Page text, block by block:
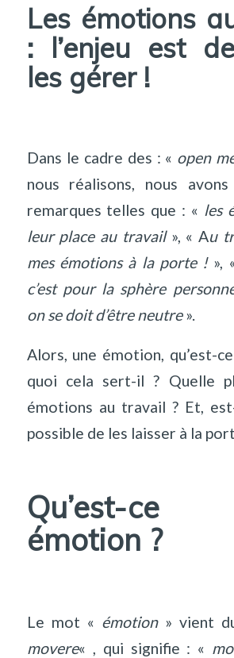
Les émotions
: l’enjeu est
les gérer !
Dans le cadre des : « open
nous réalisons, nous
remarques telles que : « les
leur place au travail», « Au
mes émotions à la porte !»,
c’est pour la sphère
on se doit d’être neutre».
Alors, une émotion, qu’est-
quoi cela sert-il ? Quelle
émotions au travail ? Et,
possible de les laisser à la
Qu’est-ce
émotion ?
Le mot « émotion » vient
movere« , qui signifie : «